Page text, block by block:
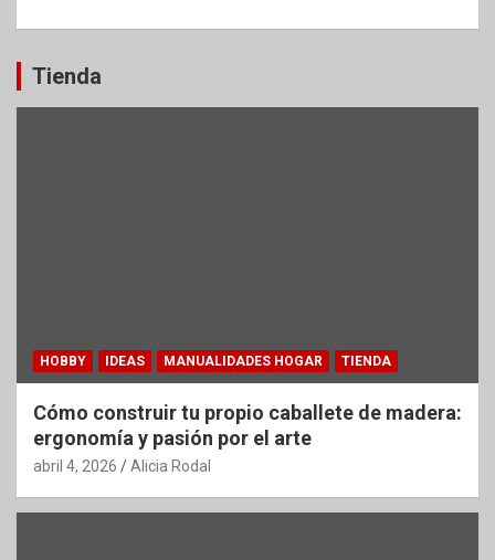
Tienda
HOBBY IDEAS MANUALIDADES HOGAR TIENDA
Cómo construir tu propio caballete de madera:
ergonomía y pasión por el arte
abril 4, 2026 Alicia Rodal